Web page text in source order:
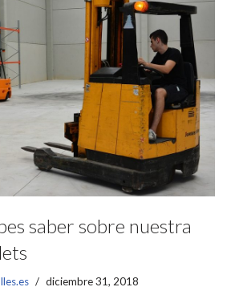
saber sobre nuestra
diciembre 31, 2018